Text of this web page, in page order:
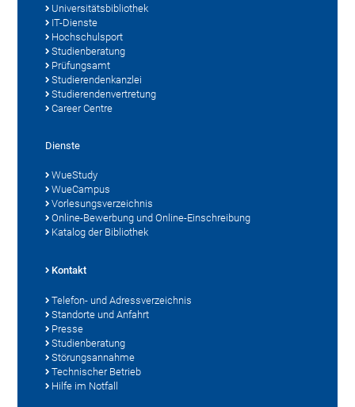
Universitätsbibliothek
IT-Dienste
Hochschulsport
Studienberatung
Prüfungsamt
Studierendenkanzlei
Studierendenvertretung
Career Centre
Dienste
WueStudy
WueCampus
Vorlesungsverzeichnis
Online-Bewerbung und Online-Einschreibung
Katalog der Bibliothek
Kontakt
Telefon- und Adressverzeichnis
Standorte und Anfahrt
Presse
Studienberatung
Störungsannahme
Technischer Betrieb
Hilfe im Notfall